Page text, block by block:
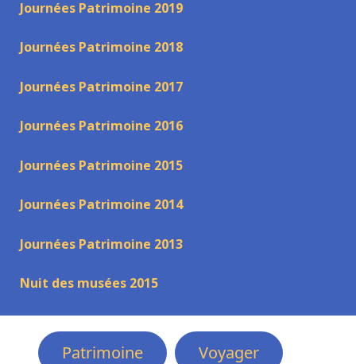
Journées Patrimoine 2019
Journées Patrimoine 2018
Journées Patrimoine 2017
Journées Patrimoine 2016
Journées Patrimoine 2015
Journées Patrimoine 2014
Journées Patrimoine 2013
Nuit des musées 2015
Patrimoine
Voyager